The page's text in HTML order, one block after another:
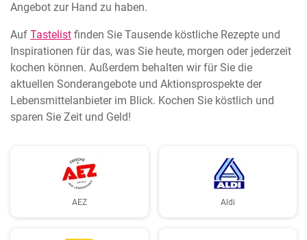
Angebot zur Hand zu haben.
Auf Tastelist finden Sie Tausende köstliche Rezepte und
Inspirationen für das, was Sie heute, morgen oder jederzeit
kochen können. Außerdem behalten wir für Sie die
aktuellen Sonderangebote und Aktionsprospekte der
Lebensmittelanbieter im Blick. Kochen Sie köstlich und
sparen Sie Zeit und Geld!
AEZ Aldi